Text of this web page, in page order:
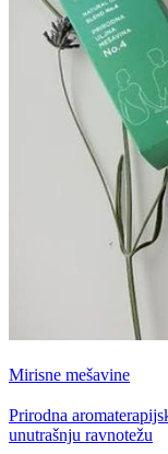
Mirisne mešavine
Prirodna
unutrašnju ravnotežu